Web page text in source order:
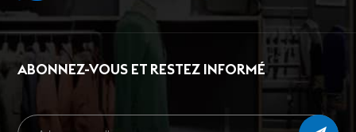
ABONNEZ-VOUS ET RESTEZ INFORMÉ